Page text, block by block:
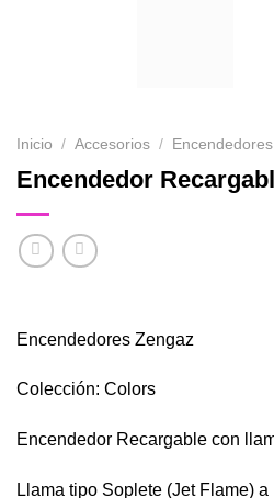
Inicio / Accesorios / Encendedores
Encendedor
Encendedores Zengaz
Colección: Colors
Encendedor Recargable con
Llama tipo Soplete (Jet Flame)